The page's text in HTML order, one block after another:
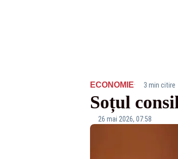
ECONOMIE· 3 min citire
Soțul
26 mai 2026, 07:58